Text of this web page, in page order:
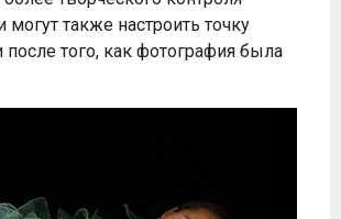
могут также настроить точку
того, как фотография была